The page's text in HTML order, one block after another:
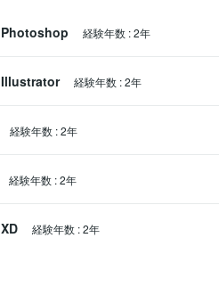
経験年数 :2年
経験年数 :2年
経験年数 :2年
経験年数 :2年
経験年数 :2年